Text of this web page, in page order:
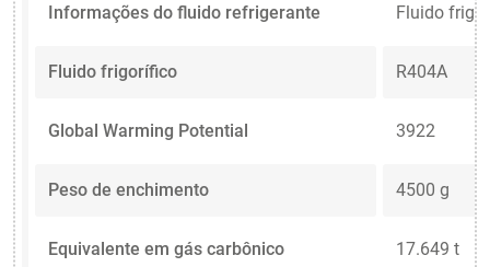
Informações do fluido refrigerante Fluido
Fluido frigorífico R404A
Global Warming Potential 3922
Peso de enchimento 4500 g
Equivalente em gás carbônico 17.649 t